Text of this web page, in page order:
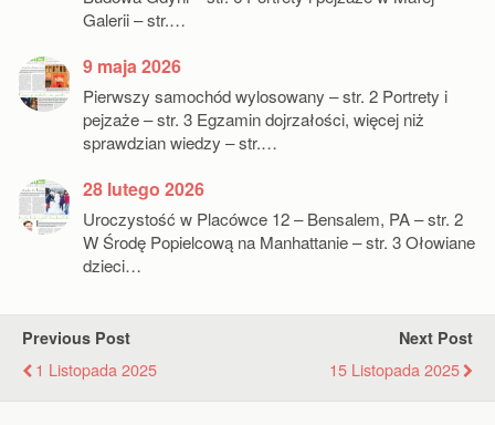
Galerii – str.…
9 maja 2026
Pierwszy samochód wylosowany – str. 2 Portrety i
pejzaże – str. 3 Egzamin dojrzałości, więcej niż
sprawdzian wiedzy – str.…
28 lutego 2026
Uroczystość w Placówce 12 – Bensalem, PA – str. 2
W Środę Popielcową na Manhattanie – str. 3 Ołowiane
dzieci…
Previous Post
1 Listopada 2025
Next Post
15 Listopada 2025